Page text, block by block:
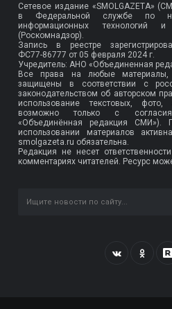
Сетевое издание «SMOLGAZETA»
в Федеральной службе по
информационных технологий
(Роскомнадзор).
Запись в реестре
ФС77-86777 от 05 февраля 2024 г.
Учредитель: АНО «Объединенная
Все права на любые материалы,
защищены в соответствии с
законодательством об авторском
использование текстовых,
возможно только с
«Объединённая редакция СМИ»).
использовании материалов
smolgazeta.ru обязательна.
Редакция не несет
комментариях читателей. Ресурс